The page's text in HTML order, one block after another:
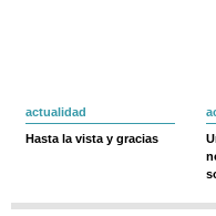
actualidad
Hasta la vista y gracias